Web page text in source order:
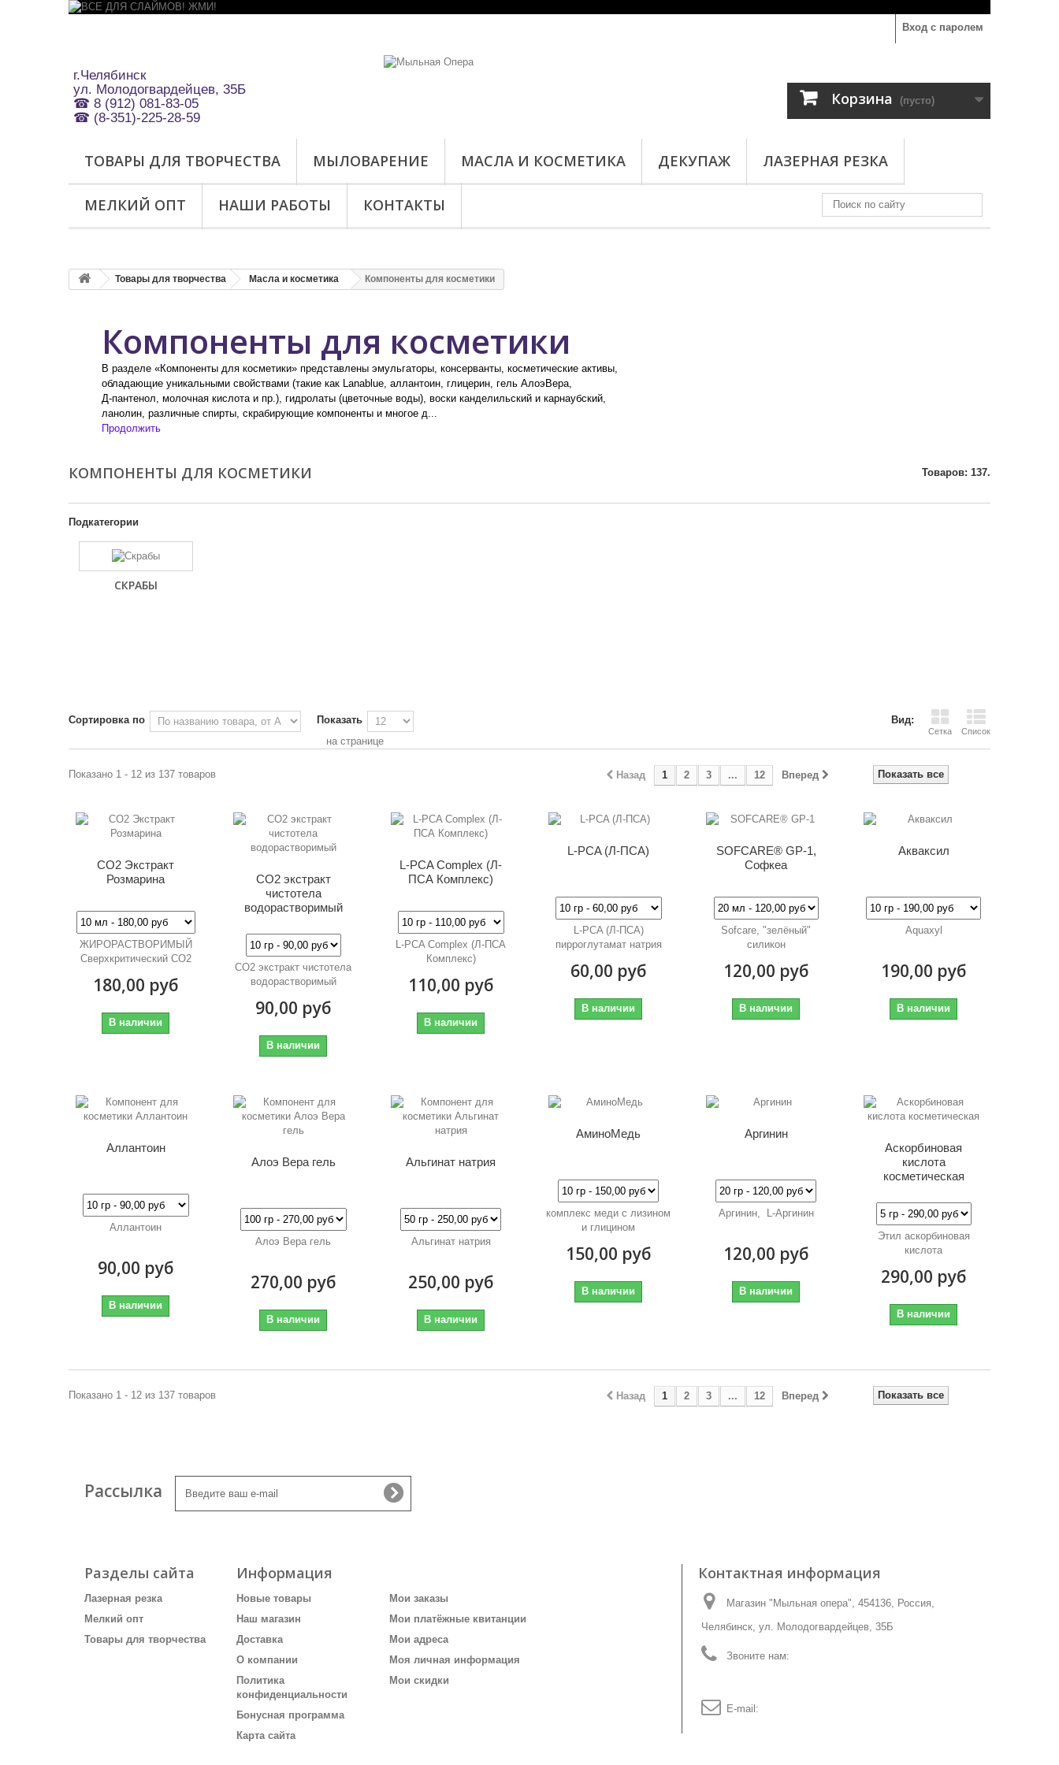
Вход с паролем
Корзина (пусто)
ТОВАРЫ ДЛЯ ТВОРЧЕСТВА МЫЛОВАРЕНИЕ МАСЛА И КОСМЕТИКА ДЕКУПАЖ ЛАЗЕРНАЯ РЕЗКА
МЕЛКИЙ ОПТ НАШИ РАБОТЫ КОНТАКТЫ
г.Челябинск
ул. Молодогвардейцев, 35Б
☎ 8 (912) 081-83-05
☎ (8-351)-225-28-59
Товары для творчества Масла и косметика Компоненты для косметики
Компоненты для косметики
В разделе «Компоненты для косметики» представлены эмульгаторы, консерванты, косметические активы,
обладающие уникальными свойствами (такие как Lanablue, аллантоин, глицерин, гель АлоэВера,
Д-пантенол, молочная кислота и пр.), гидролаты (цветочные воды), воски канделильский и карнаубский,
ланолин, различные спирты, скрабирующие компоненты и многое д...
Продолжить
КОМПОНЕНТЫ ДЛЯ КОСМЕТИКИ Товаров: 137.
Подкатегории
СКРАБЫ
Вид:
Сетка Список
Сортировка по
Показать
на странице
Показать все
Назад 1 2 3 ... 12 Вперед
Показано 1 - 12 из 137 товаров
CO2 Экстракт
Розмарина
ЖИРОРАСТВОРИМЫЙ
Сверхкритический CO2
180,00 руб
В наличии
CO2 экстракт
чистотела
водорастворимый
CO2 экстракт чистотела
водорастворимый
90,00 руб
В наличии
L-PCA Complex (Л-
ПСА Комплекс)
L-PCA Complex (Л-ПСА
Комплекс)
110,00 руб
В наличии
L-РCA (Л-ПСА)
L-РCA (Л-ПСА)
пирроглутамат натрия
60,00 руб
В наличии
SOFCARE® GP-1,
Софкеа
Sofcare, "зелёный"
силикон
120,00 руб
В наличии
Акваксил
Aquaxyl
190,00 руб
В наличии
Аллантоин
Аллантоин
90,00 руб
В наличии
Алоэ Вера гель
Алоэ Вера гель
270,00 руб
В наличии
Альгинат натрия
Альгинат натрия
250,00 руб
В наличии
АминоМедь
комплекс меди с лизином
и глицином
150,00 руб
В наличии
Аргинин
Аргинин, L-Аргинин
120,00 руб
В наличии
Аскорбиновая
кислота
косметическая
Этил аскорбиновая
кислота
290,00 руб
В наличии
Показать все
Назад 1 2 3 ... 12 Вперед
Показано 1 - 12 из 137 товаров
Рассылка
Разделы сайта
Лазерная резка
Мелкий опт
Товары для творчества
Информация
Новые товары
Наш магазин
Доставка
О компании
Политика
конфиденциальности
Бонусная программа
Карта сайта
Мои заказы
Мои платёжные квитанции
Мои адреса
Моя личная информация
Мои скидки
Контактная информация
Магазин "Мыльная опера", 454136, Россия,
Челябинск, ул. Молодогвардейцев, 35Б
Звоните нам:
E-mail: